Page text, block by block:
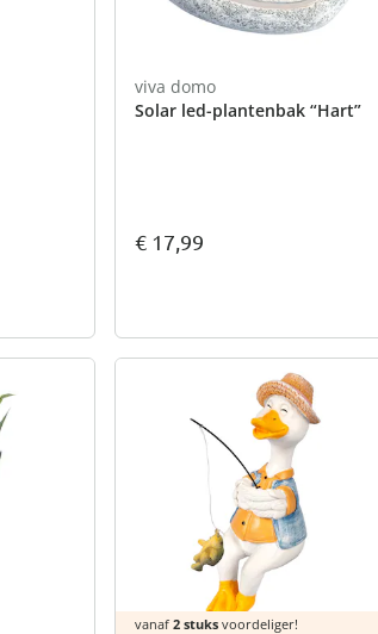
viva domo
Solar led-plantenbak “Hart”
€ 17,99
vanaf 2 stuks voordeliger!